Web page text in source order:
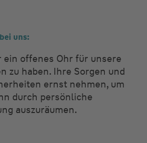
uns:
ein offenes Ohr für unsere
zu haben. Ihre Sorgen und
ernst nehmen, um
durch persönliche
auszuräumen.